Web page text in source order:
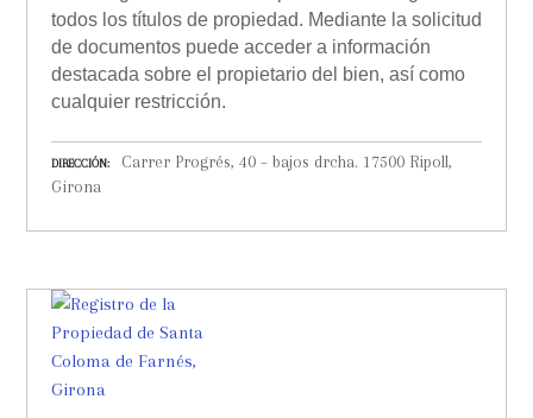
todos los títulos de propiedad. Mediante la solicitud
de documentos puede acceder a información
destacada sobre el propietario del bien, así como
cualquier restricción.
DIRECCIÓN
Carrer Progrés, 40 – bajos drcha. 17500 Ripoll,
Girona